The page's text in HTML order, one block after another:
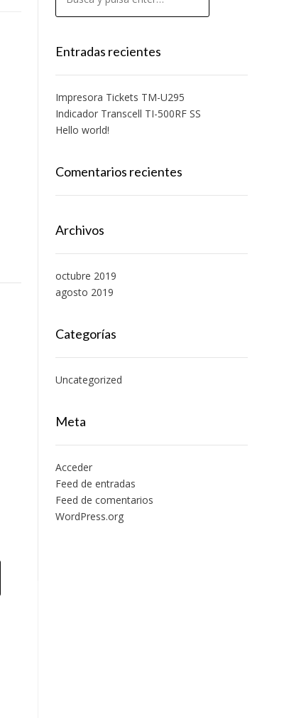
Entradas recientes
Impresora Tickets TM-U295
Indicador Transcell TI-500RF SS
Hello world!
Comentarios recientes
Archivos
octubre 2019
agosto 2019
Categorías
Uncategorized
Meta
Acceder
Feed de entradas
Feed de comentarios
WordPress.org